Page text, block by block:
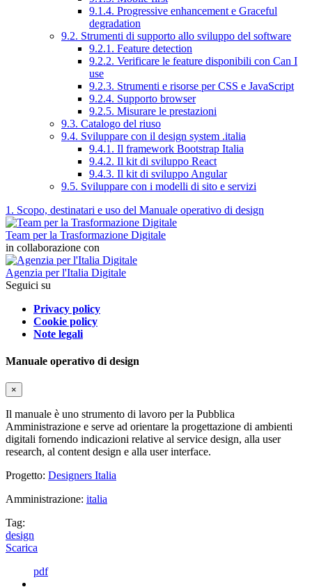
9.1.4. Progressive enhancement e Graceful
degradation
9.2. Strumenti di supporto allo sviluppo del software
9.2.1. Feature detection
9.2.2. Verificare le feature disponibili con Can I
use
9.2.3. Strumenti e risorse per CSS e JavaScript
9.2.4. Supporto browser
9.2.5. Misurare le prestazioni
9.3. Catalogo del riuso
9.4. Sviluppare con il design system .italia
9.4.1. Il framework Bootstrap Italia
9.4.2. Il kit di sviluppo React
9.4.3. Il kit di sviluppo Angular
9.5. Sviluppare con i modelli di sito e servizi
1. Scopo, destinatari e uso del Manuale operativo di design
Team per la Trasformazione Digitale
in collaborazione con
Agenzia per l'Italia Digitale
Seguici su
Privacy policy
Cookie policy
Note legali
Manuale operativo di design
×
Il manuale è uno strumento di lavoro per la Pubblica
Amministrazione e serve ad orientare la progettazione di ambienti
digitali fornendo indicazioni relative al service design, alla user
research, al content design e alla user interface.
Progetto: Designers Italia
Amministrazione: italia
Tag:
design
Scarica
pdf